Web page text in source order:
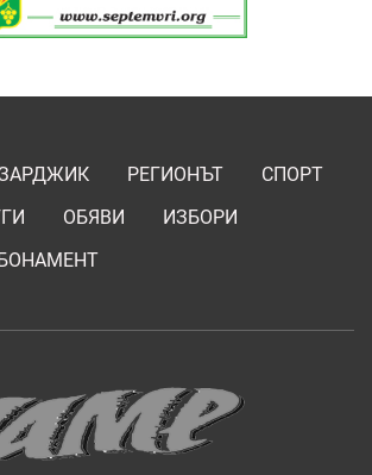
РЕГИОНЪТ
СПОРТ
ОБЯВИ
ИЗБОРИ